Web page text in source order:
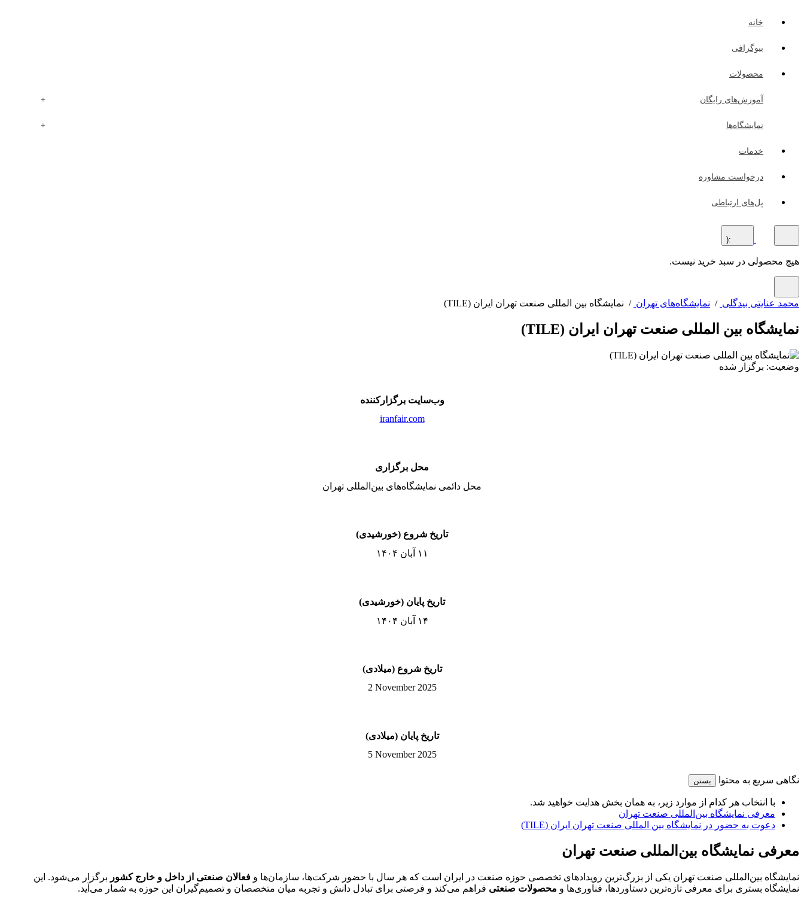
خانه
بیوگرافی
محصولات
آموزش‌های رایگان
نمایشگاه‌ها
خدمات
درخواست مشاوره
پل‌های ارتباطی
:(
هیچ محصولی در سبد خرید نیست.
محمد عنایتی بیدگلی / نمایشگاه‌های تهران / نمایشگاه بین المللی صنعت تهران ایران (TILE)
نمایشگاه بین المللی صنعت تهران ایران (TILE)
وضعیت: برگزار شده
وب‌سایت برگزارکننده
iranfair.com
محل برگزاری
محل دائمی نمایشگاه‌های بین‌المللی تهران
تاریخ شروع (خورشیدی)
۱۱ آبان ۱۴۰۴
تاریخ پایان (خورشیدی)
۱۴ آبان ۱۴۰۴
تاریخ شروع (میلادی)
2 November 2025
تاریخ پایان (میلادی)
5 November 2025
نگاهی سریع به محتوا بستن
با انتخاب هر کدام از موارد زیر، به همان بخش هدایت خواهید شد.
معرفی نمایشگاه بین‌المللی صنعت تهران
دعوت به حضور در نمایشگاه بین المللی صنعت تهران ایران (TILE)
معرفی نمایشگاه بین‌المللی صنعت تهران
نمایشگاه بین‌المللی صنعت تهران یکی از بزرگ‌ترین رویدادهای تخصصی حوزه صنعت در ایران است که هر سال با حضور شرکت‌ها، سازمان‌ها و فعالان صنعتی از داخل و خارج کشور برگزار می‌شود. این
نمایشگاه بستری برای معرفی تازه‌ترین دستاوردها، فناوری‌ها و محصولات صنعتی فراهم می‌کند و فرصتی برای تبادل دانش و تجربه میان متخصصان و تصمیم‌گیران این حوزه به شمار می‌آید.